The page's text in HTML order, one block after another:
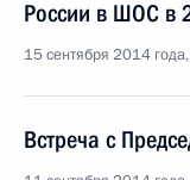
России в ШОС в
15 сентября 2014
Встреча с